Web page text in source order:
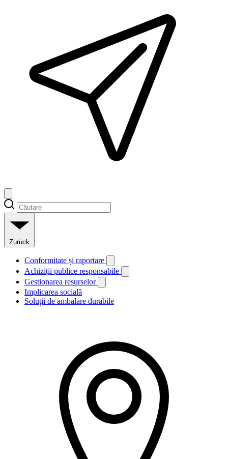
Zurück
Conformitate și raportare
Achiziții publice responsabile
Gestionarea resurselor
Implicarea socială
Soluții de ambalare durabile